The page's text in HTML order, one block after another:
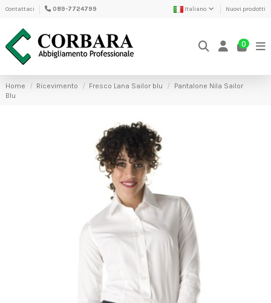
Contattaci 089-7724799 Italiano Nuovi prodotti
0
Home Ricevimento Fresco Lana Sailor blu
Pantalone Nila Sailor
Blu